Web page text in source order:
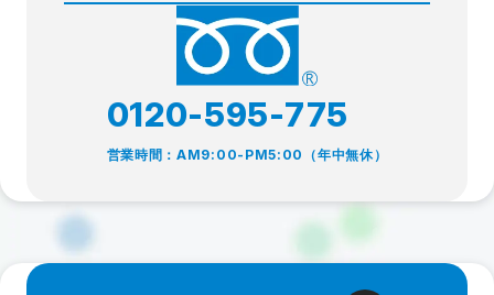
0120-595-775
営業時間：AM9:00-PM5:00（年中無休）